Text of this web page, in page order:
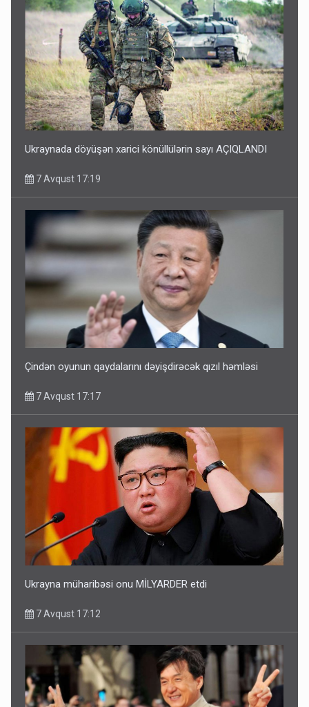
Ukraynada döyüşən xarici könüllülərin sayı AÇIQLANDI
7 Avqust 17:19
Çindən oyunun qaydalarını dəyişdirəcək qızıl həmləsi
7 Avqust 17:17
Ukrayna müharibəsi onu MİLYARDER etdi
7 Avqust 17:12